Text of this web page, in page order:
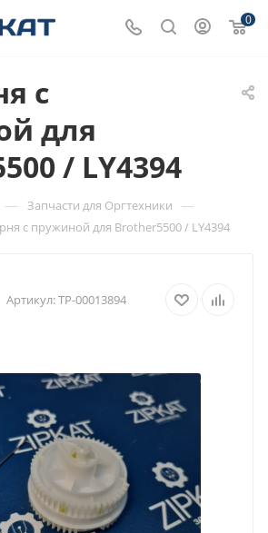
0
c
для
/ LY4394
— Запчасти для Оргтехники —
c пружиной для Brother5500 / LY4394
Артикул:ТР-00013894